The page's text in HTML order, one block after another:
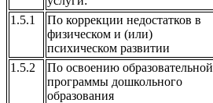
1.5.1
По коррекции недостатков в
физическом и (или)
психическом развитии
1.5.2
По освоению образовательной
программы дошкольного
образования